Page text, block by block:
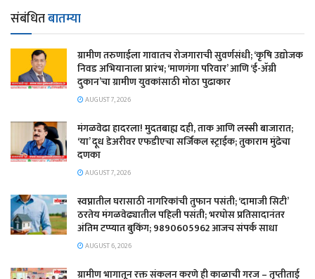
संबंधितबातम्या
​ग्रामीण तरुणाईला गावातच रोजगाराची सुवर्णसंधी; ‘कृषि उद्योजक
निवड अभियानाला प्रारंभ; ‘माणगंगा परिवार’ आणि ‘ई-ॲग्री
दुकान’चा ग्रामीण युवकांसाठी मोठा पुढाकार
AUGUST 7, 2026
​मंगळवेढा हादरला! मुदतबाह्य दही, ताक आणि लस्सी बाजारात;
‘या’ दूध डेअरीवर एफडीएचा सर्जिकल स्ट्राईक; ​तुकाराम मुंढेचा
दणका
AUGUST 7, 2026
स्वप्नातील घरासाठी नागरिकांची तुफान पसंती; ‘दामाजी सिटी’
ठरतेय मंगळवेढ्यातील पहिली पसंती; भरघोस प्रतिसादानंतर
अंतिम टप्प्यात बुकिंग; 9890605962 आजच संपर्क साधा
AUGUST 6, 2026
ग्रामीण भागातून रक्त संकलन करणे ही काळाची गरज – तृप्तीताई